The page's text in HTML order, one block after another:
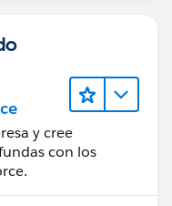
y cree
con los